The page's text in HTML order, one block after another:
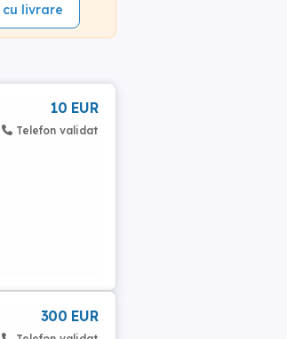
livrare
10 EUR
Telefon validat
300 EUR